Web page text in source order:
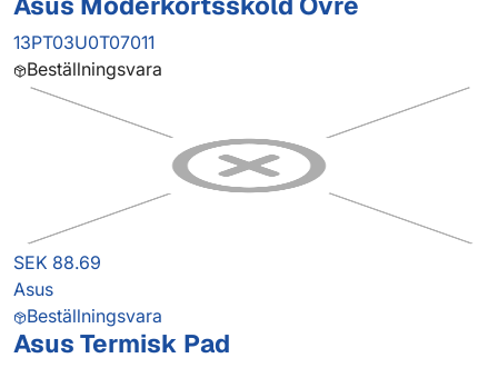
13PT03U0T07011
Beställningsvara
SEK 88.69
Asus
Beställningsvara
Asus Termisk Pad